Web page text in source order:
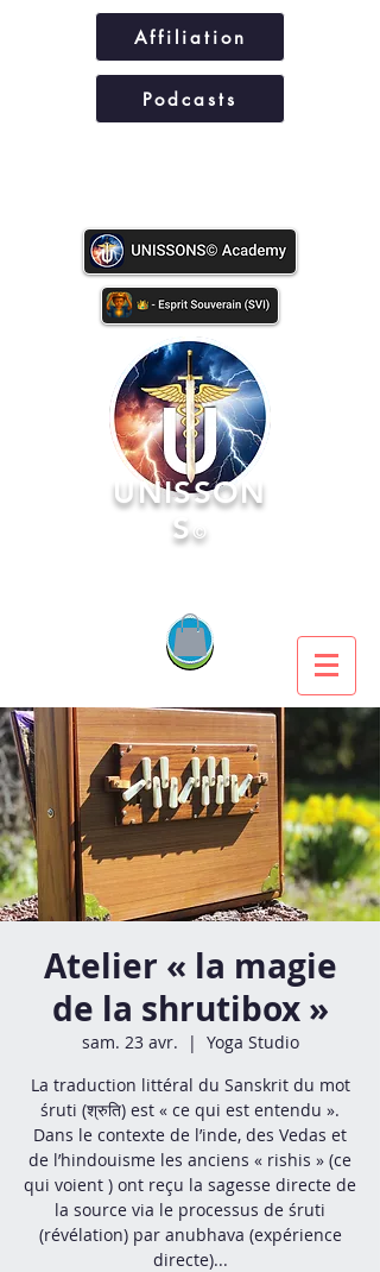
Affiliation
Podcasts
UNISSON
S©
Atelier « la magie
de la shrutibox »
sam. 23 avr.
  |
Yoga Studio
La traduction littéral du Sanskrit du mot
śruti (श्रुति) est « ce qui est entendu ».
Dans le contexte de l’inde, des Vedas et
de l’hindouisme les anciens « rishis » (ce
qui voient ) ont reçu la sagesse directe de
la source via le processus de śruti
(révélation) par anubhava (expérience
directe)...